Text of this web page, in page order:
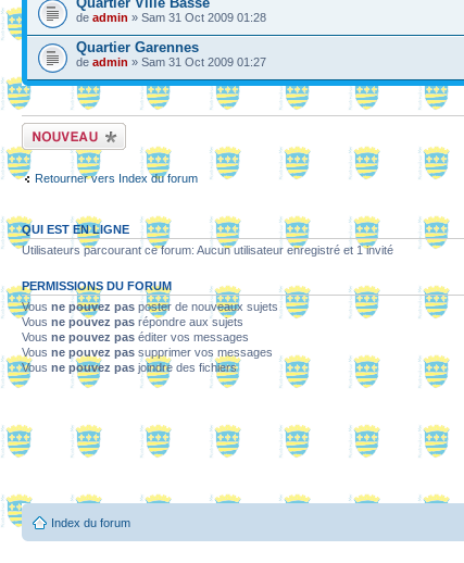
de admin » Sam 31 Oct 2009 01:28
Quartier Garennes
de admin » Sam 31 Oct 2009 01:27
Ecrire un nouveau
sujet
Retourner vers Index du forum
QUI EST EN LIGNE
Utilisateurs parcourant ce forum: Aucun utilisateur enregistré et 1 invité
PERMISSIONS DU FORUM
Vous ne pouvez pas poster de nouveaux sujets
Vous ne pouvez pas répondre aux sujets
Vous ne pouvez pas éditer vos messages
Vous ne pouvez pas supprimer vos messages
Vous ne pouvez pas joindre des fichiers
Index du forum